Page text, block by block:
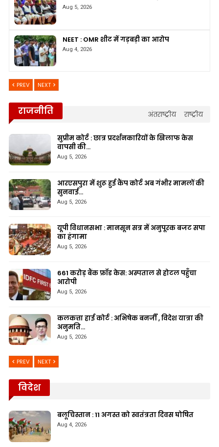
Aug 5, 2026
NEET : OMR शीट में गड़बड़ी का आरोप
Aug 4, 2026
PREV NEXT
राजनीति राष्ट्रीय
अंतराष्ट्रीय
सुप्रीम कोर्ट : छात्र प्रदर्शनकारियों के खिलाफ केस
वापसी की…
Aug 5, 2026
आरएसपुरा में शुरू हुई कैंप कोर्ट अब गंभीर मामलों की
सुनवाई…
Aug 5, 2026
यूपी विधानसभा : मानसून सत्र में अनुपूरक बजट सपा
का हंगामा
Aug 5, 2026
661 करोड़ बैंक फ्रॉड केस: अस्पताल से होटल पहुँचा
आरोपी
Aug 5, 2026
कलकत्ता हाई कोर्ट : अभिषेक बनर्जी , विदेश यात्रा की
अनुमति…
Aug 5, 2026
PREV NEXT
विदेश
बलूचिस्तान : 11 अगस्त को स्वतंत्रता दिवस घोषित
Aug 4, 2026